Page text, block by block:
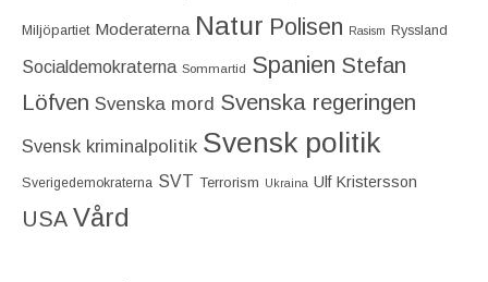
Miljöpartiet Moderaterna Natur Polisen Rasism Ryssland
Socialdemokraterna Sommartid Spanien Stefan
Löfven Svenska mord Svenska regeringen
Svensk kriminalpolitik Svensk politik
Sverigedemokraterna SVT Terrorism Ukraina Ulf Kristersson
USA Vård